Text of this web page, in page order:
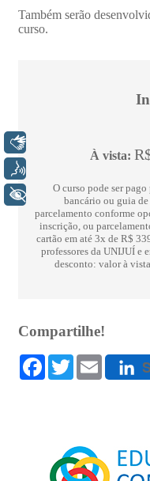
+ Acessibilidade